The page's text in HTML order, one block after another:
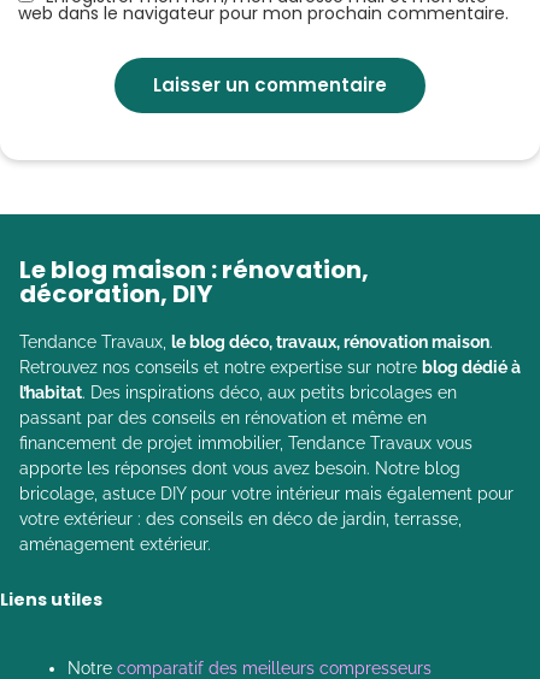
web dans le navigateur pour mon prochain commentaire.
Le blog maison : rénovation,
décoration, DIY
Tendance Travaux, le blog déco, travaux, rénovation maison.
Retrouvez nos conseils et notre expertise sur notre blog dédié à
l’habitat. Des inspirations déco, aux petits bricolages en
passant par des conseils en rénovation et même en
financement de projet immobilier, Tendance Travaux vous
apporte les réponses dont vous avez besoin. Notre blog
bricolage, astuce DIY pour votre intérieur mais également pour
votre extérieur : des conseils en déco de jardin, terrasse,
aménagement extérieur.
Liens utiles
Notre comparatif des meilleurs compresseurs